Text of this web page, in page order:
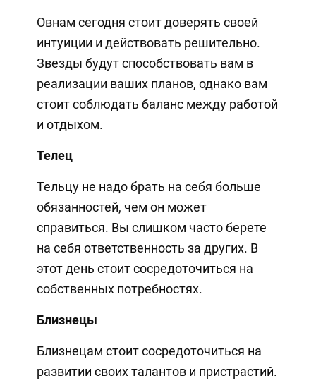
Овнам сегодня стоит доверять своей
интуиции и действовать решительно.
Звезды будут способствовать вам в
реализации ваших планов, однако вам
стоит соблюдать баланс между работой
и отдыхом.
Телец
Тельцу не надо брать на себя больше
обязанностей, чем он может
справиться. Вы слишком часто берете
на себя ответственность за других. В
этот день стоит сосредоточиться на
собственных потребностях.
Близнецы
Близнецам стоит сосредоточиться на
развитии своих талантов и пристрастий.